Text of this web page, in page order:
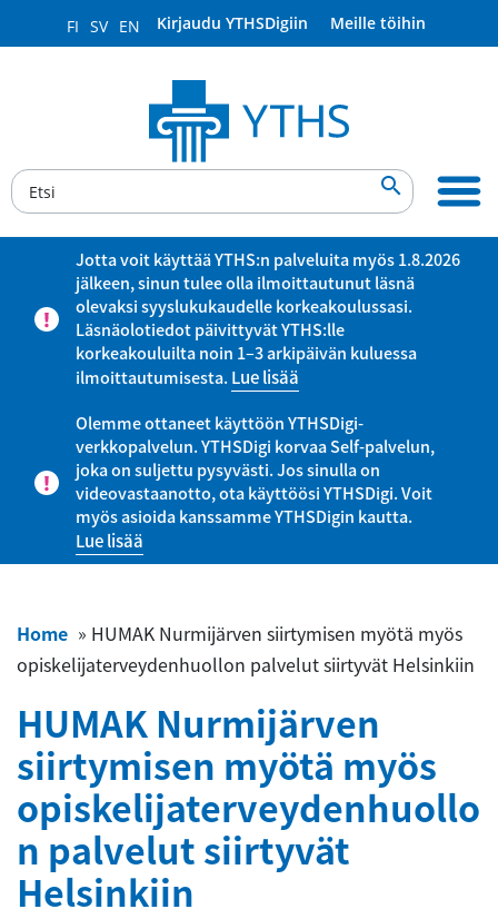
FI SV EN Kirjaudu YTHSDigiin Meille töihin

Jotta voit käyttää YTHS:n palveluita myös 1.8.2026
jälkeen, sinun tulee olla ilmoittautunut läsnä
olevaksi syyslukukaudelle korkeakoulussasi.
Läsnäolotiedot päivittyvät YTHS:lle
korkeakouluilta noin 1–3 arkipäivän kuluessa
ilmoittautumisesta.Lue lisää
Olemme ottaneet käyttöön YTHSDigi-
verkkopalvelun. YTHSDigi korvaa Self-palvelun,
joka on suljettu pysyvästi. Jos sinulla on
videovastaanotto, ota käyttöösi YTHSDigi. Voit
myös asioida kanssamme YTHSDigin kautta.
Lue lisää
Home » HUMAK Nurmijärven siirtymisen myötä myös
opiskelijaterveydenhuollon palvelut siirtyvät Helsinkiin
HUMAK Nurmijärven
siirtymisen myötä myös
opiskelijaterveydenhuollo
n palvelut siirtyvät
Helsinkiin